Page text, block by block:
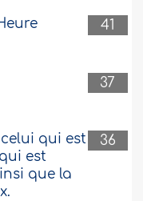
41
37
36
qui est
est
que la